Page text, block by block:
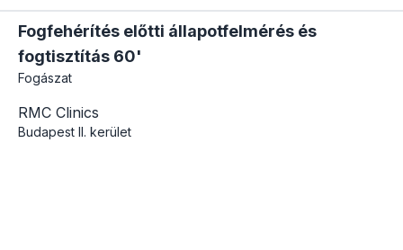
Fogfehérítés előtti állapotfelmérés és
fogtisztítás 60'
Fogászat
RMC Clinics
Budapest II. kerület